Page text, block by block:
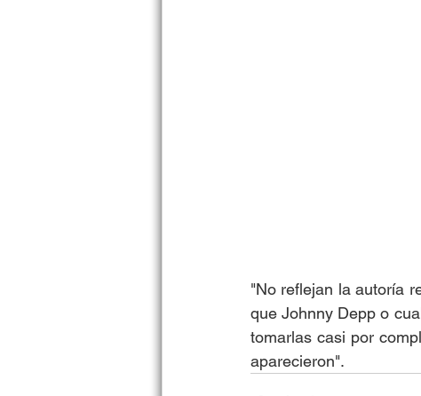
"No reflejan la autoría
que Johnny Depp o
tomarlas casi por
aparecieron".